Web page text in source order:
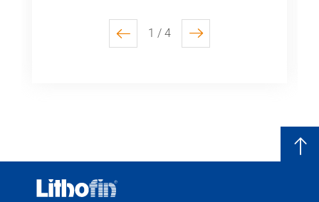
previous1 / 4 next